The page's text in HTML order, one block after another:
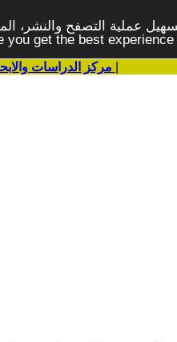
عملية التصفح والنشر،
get the best